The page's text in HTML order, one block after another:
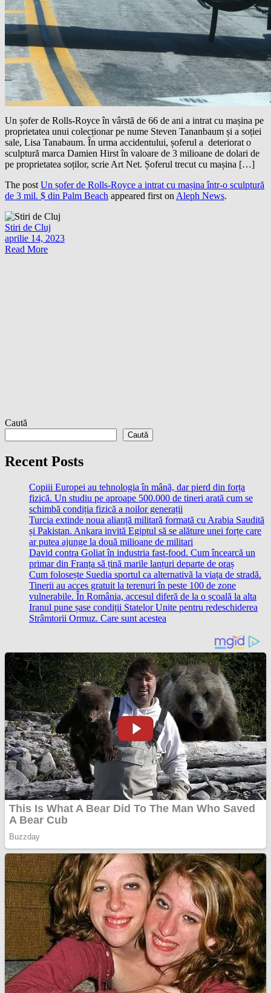
Un șofer de Rolls-Royce în vârstă de 66 de ani a intrat cu mașina pe
proprietatea unui colecționar pe nume Steven Tananbaum și a soției
sale, Lisa Tanabaum. În urma accidentului, șoferul a deteriorat o
sculptură marca Damien Hirst în valoare de 3 milioane de dolari de
pe proprietatea soților, scrie Art Net. Șoferul trecut cu mașina […]
The postUn șofer de Rolls-Royce a intrat cu mașina într-o sculptură
de 3 mil. $ din Palm Beach appeared first onAleph News.
Stiri de Cluj
aprilie 14, 2023
Read More
Caută
Caută
Recent Posts
Copiii Europei au tehnologia în mână, dar pierd din forța
fizică. Un studiu pe aproape 500.000 de tineri arată cum se
schimbă condiția fizică a noilor generații
Turcia extinde noua alianță militară formată cu Arabia Saudită
și Pakistan. Ankara invită Egiptul să se alăture unei forțe care
ar putea ajunge la două milioane de militari
David contra Goliat în industria fast-food. Cum încearcă un
primar din Franța să țină marile lanțuri departe de oraș
Cum folosește Suedia sportul ca alternativă la viața de stradă.
Tinerii au acces gratuit la terenuri în peste 100 de zone
vulnerabile. În România, accesul diferă de la o școală la alta
Iranul pune șase condiții Statelor Unite pentru redeschiderea
Strâmtorii Ormuz. Care sunt acestea